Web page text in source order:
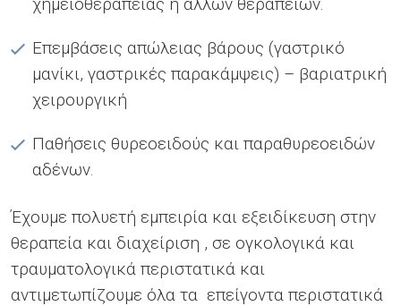
Επεμβάσεις απώλειας βάρους (γαστρικό
μανίκι, γαστρικές παρακάμψεις) – βαριατρική
χειρουργική
Παθήσεις θυρεοειδούς και παραθυρεοειδών
αδένων.
Έχουμε πολυετή εμπειρία και εξειδίκευση στην
θεραπεία και διαχείριση , σε ογκολογικά και
τραυματολογικά περιστατικά και
αντιμετωπίζουμε όλα τα επείγοντα περιστατικά